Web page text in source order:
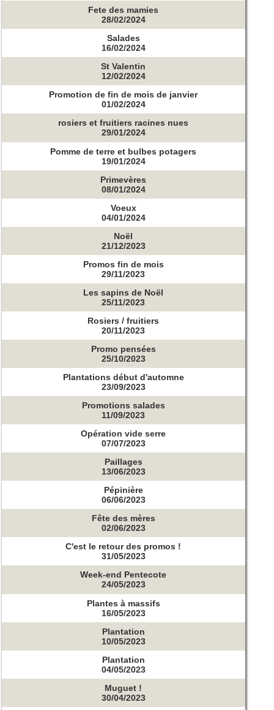
Fete des mamies
28/02/2024
Salades
16/02/2024
St Valentin
12/02/2024
Promotion de fin de mois de janvier
01/02/2024
rosiers et fruitiers racines nues
29/01/2024
Pomme de terre et bulbes potagers
19/01/2024
Primevères
08/01/2024
Voeux
04/01/2024
Noël
21/12/2023
Promos fin de mois
29/11/2023
Les sapins de Noël
25/11/2023
Rosiers / fruitiers
20/11/2023
Promo pensées
25/10/2023
Plantations début d'automne
23/09/2023
Promotions salades
11/09/2023
Opération vide serre
07/07/2023
Paillages
13/06/2023
Pépinière
06/06/2023
Fête des mères
02/06/2023
C'est le retour des promos !
31/05/2023
Week-end Pentecote
24/05/2023
Plantes à massifs
16/05/2023
Plantation
10/05/2023
Plantation
04/05/2023
Muguet !
30/04/2023